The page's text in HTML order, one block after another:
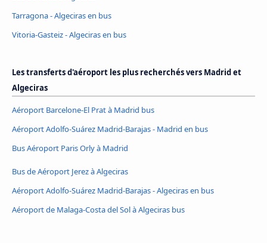
Tarragona - Algeciras en bus
Vitoria-Gasteiz - Algeciras en bus
Les transferts d'aéroport les plus recherchés vers Madrid et
Algeciras
Aéroport Barcelone-El Prat à Madrid bus
Aéroport Adolfo-Suárez Madrid-Barajas - Madrid en bus
Bus Aéroport Paris Orly à Madrid
Bus de Aéroport Jerez à Algeciras
Aéroport Adolfo-Suárez Madrid-Barajas - Algeciras en bus
Aéroport de Malaga-Costa del Sol à Algeciras bus